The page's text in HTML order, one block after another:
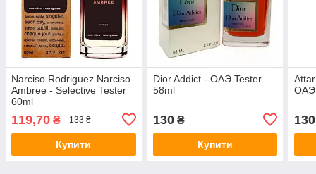
Narciso Rodriguez Narciso
Ambree - Selective Tester
60ml
119,70 ₴ 133 ₴
Купити
Dior Addict - ОАЭ Tester
58ml
130₴
Купити
ОАЭ
130